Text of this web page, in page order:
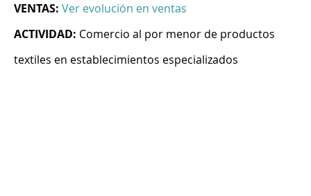
VENTAS: Ver evolución en ventas
ACTIVIDAD: Comercio al por menor de productos
textiles en establecimientos especializados